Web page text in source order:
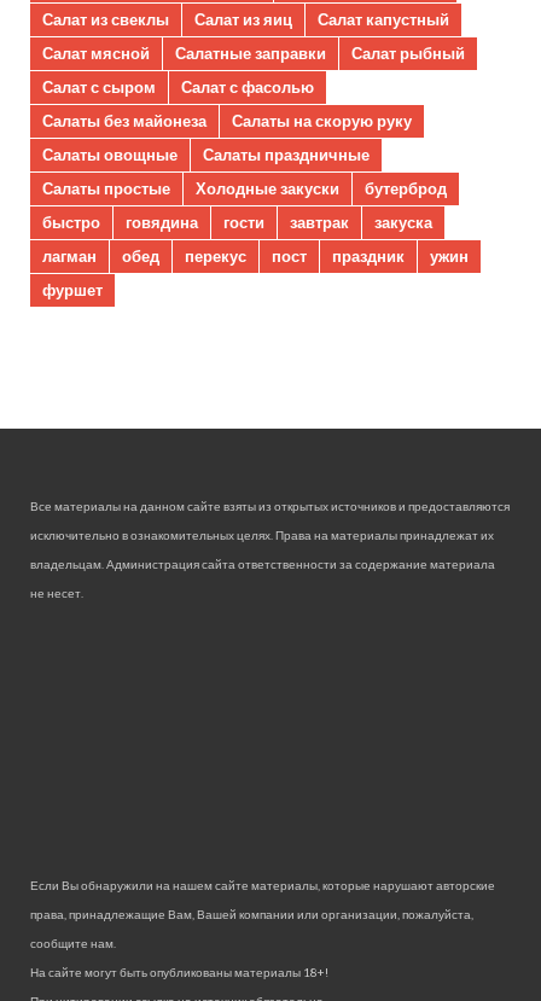
Салат из свеклы
Салат из яиц
Салат капустный
Салат мясной
Салатные заправки
Салат рыбный
Салат с сыром
Салат с фасолью
Салаты без майонеза
Салаты на скорую руку
Салаты овощные
Салаты праздничные
Салаты простые
Холодные закуски
бутерброд
быстро
говядина гости завтрак
закуска
лагман
обед перекус пост праздник
ужин
фуршет
Все материалы на данном сайте взяты из открытых источников и предоставляются
исключительно в ознакомительных целях. Права на материалы принадлежат их
владельцам. Администрация сайта ответственности за содержание материала
не несет.
Если Вы обнаружили на нашем сайте материалы, которые нарушают авторские
права, принадлежащие Вам, Вашей компании или организации, пожалуйста,
сообщите нам.
На сайте могут быть опубликованы материалы 18+!